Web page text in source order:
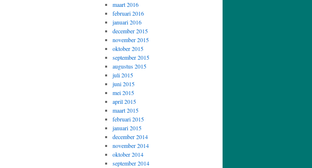
maart 2016
februari 2016
januari 2016
december 2015
november 2015
oktober 2015
september 2015
augustus 2015
juli 2015
juni 2015
mei 2015
april 2015
maart 2015
februari 2015
januari 2015
december 2014
november 2014
oktober 2014
september 2014